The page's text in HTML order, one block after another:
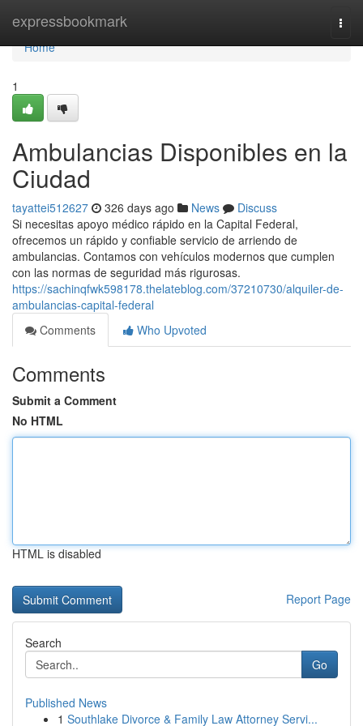
expressbookmark
Home
Home
1
Ambulancias Disponibles en la
Ciudad
tayattei512627 326 days ago News
Discuss
Si necesitas apoyo médico rápido en la Capital Federal,
ofrecemos un rápido y confiable servicio de arriendo de
ambulancias. Contamos con vehículos modernos que cumplen
con las normas de seguridad más rigurosas.
https://sachinqfwk598178.thelateblog.com/37210730/alquiler-de-
ambulancias-capital-federal
Comments
Who Upvoted
Comments
Submit a Comment
No HTML
HTML is disabled
Report Page
Search
Go
Published News
1 Southlake Divorce & Family Law Attorney Servi...